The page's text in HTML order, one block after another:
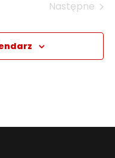
Następne